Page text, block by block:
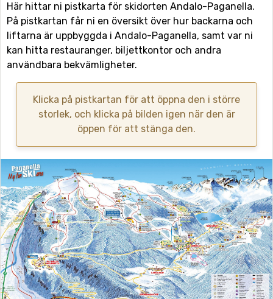
Här hittar ni pistkarta för skidorten Andalo-Paganella.
På pistkartan får ni en översikt över hur backarna och
liftarna är uppbyggda i Andalo-Paganella, samt var ni
kan hitta restauranger, biljettkontor och andra
användbara bekvämligheter.
Klicka på pistkartan för att öppna den i större
storlek, och klicka på bilden igen när den är
öppen för att stänga den.